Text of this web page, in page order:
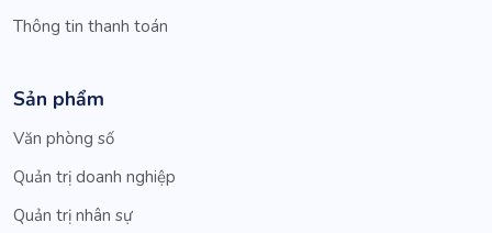
Thông tin thanh toán
Sản phẩm
Văn phòng số
Quản trị doanh nghiệp
Quản trị nhân sự